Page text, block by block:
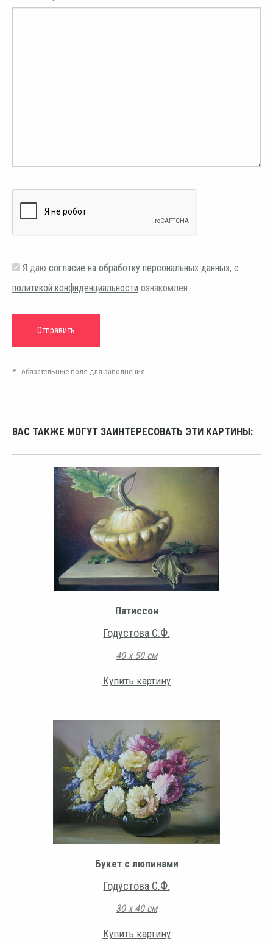
Я даю согласие на обработку персональных данных, с
политикой конфиденциальности ознакомлен
* - обязательные поля для заполнения
ВАС ТАКЖЕ МОГУТ ЗАИНТЕРЕСОВАТЬ ЭТИ КАРТИНЫ:
Патиссон
Годустова С.Ф.
40 х 50 см
Купить картину
Букет с люпинами
Годустова С.Ф.
30 х 40 см
Купить картину